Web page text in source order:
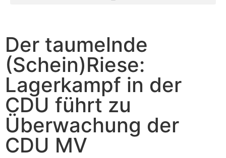
Der taumelnde
(Schein)Riese:
Lagerkampf in der
CDU führt zu
Überwachung der
CDU MV